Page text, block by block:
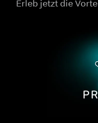
Erleb jetzt die